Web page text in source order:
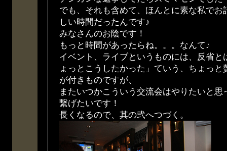
でも、それも含めて、ほんとに素な私でお
しい時間だったんです♪
みなさんのお陰です！
もっと時間があったらね。。。なんて♪
イベント、ライブというものには、反省と
ょっとこうしたかった」ていう、ちょっ
が付きものですが、
またいつかこういう交流会はやりたいと
繋げたいです！
長くなるので、其の弐へつづく。